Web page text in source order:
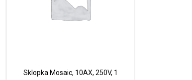
Sklopka Mosaic, 10AX, 250V, 1